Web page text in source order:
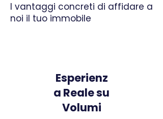
I vantaggi concreti di affidare a
noi il tuo immobile
Esperienz
a Reale su
Volumi